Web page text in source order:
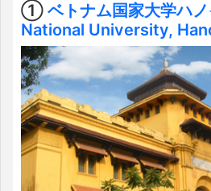
① ベトナム国家大学ハ
National University,